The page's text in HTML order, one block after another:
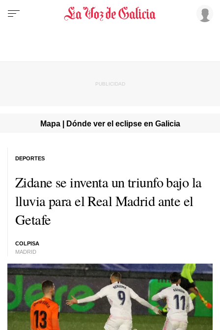
Mapa | Dónde ver el eclipse en Galicia
Zidane se inventa un triunfo bajo la
lluvia para el Real Madrid ante el
Getafe
COLPISA
MADRID
DEPORTES